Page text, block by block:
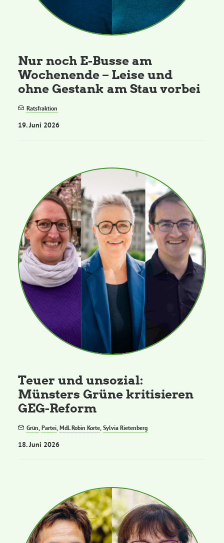
Nur noch E-Busse am
Wochenende – Leise und
ohne Gestank am Stau vorbei
Ratsfraktion
19. Juni 2026
Teuer und unsozial:
Münsters Grüne kritisieren
GEG-Reform
Grün,Partei,MdL Robin Korte,Sylvia Rietenberg
18. Juni 2026